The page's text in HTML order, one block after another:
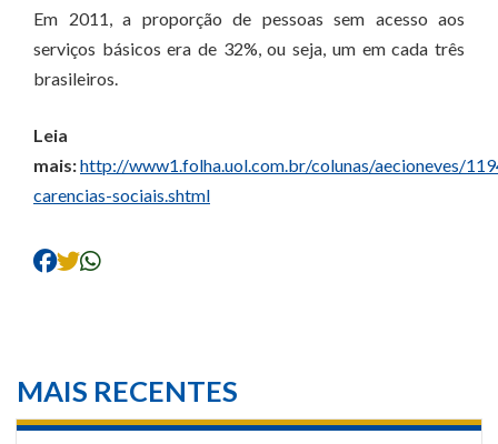
Em 2011, a proporção de pessoas sem acesso aos
serviços básicos era de 32%, ou seja, um em cada três
brasileiros.
Leia
mais:http://www1.folha.uol.com.br/colunas/aecioneves/
carencias-sociais.shtml
MAIS RECENTES